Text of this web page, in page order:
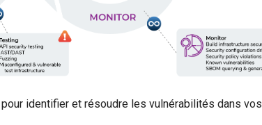
identifier et résoudre les vulnérabilités dans vos